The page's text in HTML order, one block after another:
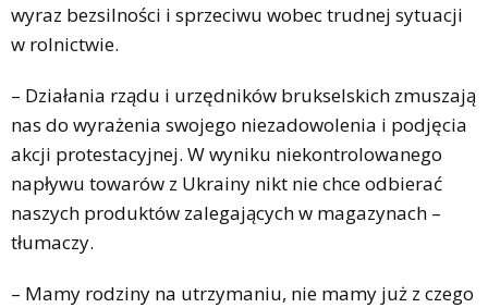
wyraz bezsilności i sprzeciwu wobec trudnej sytuacji
w rolnictwie.
– Działania rządu i urzędników brukselskich zmuszają
nas do wyrażenia swojego niezadowolenia i podjęcia
akcji protestacyjnej. W wyniku niekontrolowanego
napływu towarów z Ukrainy nikt nie chce odbierać
naszych produktów zalegających w magazynach –
tłumaczy.
– Mamy rodziny na utrzymaniu, nie mamy już z czego